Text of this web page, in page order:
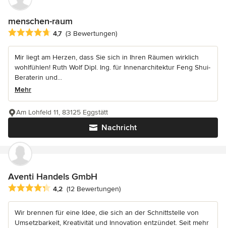
menschen-raum
Durchschnittliche Bewertung: 4.7 von 5 Sternen
4,7 (3 Bewertungen)
Mir liegt am Herzen, dass Sie sich in Ihren Räumen wirklich
wohlfühlen! Ruth Wolf Dipl. Ing. für Innenarchitektur Feng Shui-
Beraterin und...
Mehr
Nachricht
Am Lohfeld 11, 83125 Eggstätt
Aventi Handels GmbH
Durchschnittliche Bewertung: 4.2 von 5 Sternen
4,2 (12 Bewertungen)
Wir brennen für eine Idee, die sich an der Schnittstelle von
Umsetzbarkeit, Kreativität und Innovation entzündet. Seit mehr